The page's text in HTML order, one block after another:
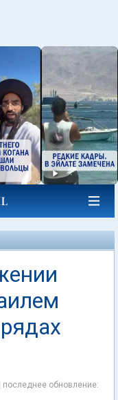
последнее обновление: